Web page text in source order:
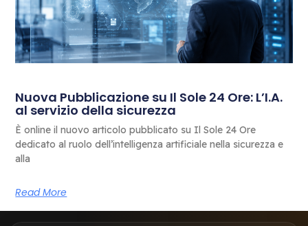
Nuova Pubblicazione su Il Sole 24 Ore: L’I.A.
al servizio della sicurezza
È online il nuovo articolo pubblicato su Il Sole 24 Ore
dedicato al ruolo dell’intelligenza artificiale nella sicurezza e
alla
Read More